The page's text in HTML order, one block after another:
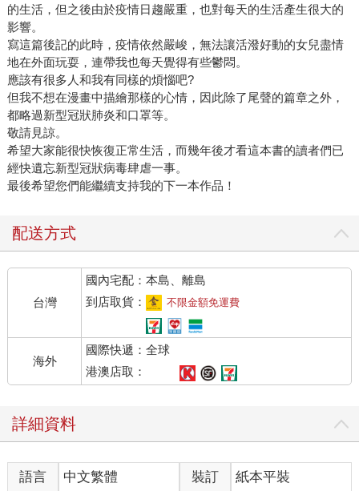
的生活，但之後由於疫情日趨嚴重，也對每天的生活產生很大的
影響。
寫這篇後記的此時，疫情依然嚴峻，無法讓活潑好動的女兒盡情
地在外面玩耍，連帶我也每天覺得有些鬱悶。
應該有很多人和我有同樣的煩惱吧?
但我不想在漫畫中描繪那樣的心情，因此除了尾聲的篇章之外，
都略過新型冠狀肺炎和口罩等。
敬請見諒。
希望大家能很快恢復正常生活，而幾年後才看這本書的讀者們已
經快遺忘新型冠狀病毒肆虐一事。
最後希望您們能繼續支持我的下一本作品！
配送方式
台灣
國內宅配：本島、離島
到店取貨：
不限金額免運費
海外
國際快遞：全球
港澳店取：
詳細資料
語言 中文繁體 裝訂 紙本平裝